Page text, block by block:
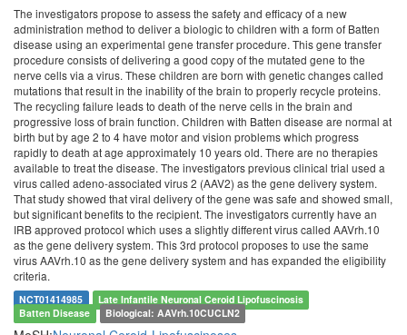
The investigators propose to assess the safety and efficacy of a new
administration method to deliver a biologic to children with a form of Batten
disease using an experimental gene transfer procedure. This gene transfer
procedure consists of delivering a good copy of the mutated gene to the
nerve cells via a virus. These children are born with genetic changes called
mutations that result in the inability of the brain to properly recycle proteins.
The recycling failure leads to death of the nerve cells in the brain and
progressive loss of brain function. Children with Batten disease are normal at
birth but by age 2 to 4 have motor and vision problems which progress
rapidly to death at age approximately 10 years old. There are no therapies
available to treat the disease. The investigators previous clinical trial used a
virus called adeno-associated virus 2 (AAV2) as the gene delivery system.
That study showed that viral delivery of the gene was safe and showed small,
but significant benefits to the recipient. The investigators currently have an
IRB approved protocol which uses a slightly different virus called AAVrh.10
as the gene delivery system. This 3rd protocol proposes to use the same
virus AAVrh.10 as the gene delivery system and has expanded the eligibility
criteria.
NCT01414985
Late Infantile Neuronal Ceroid Lipofuscinosis
Batten Disease
Biological: AAVrh.10CUCLN2